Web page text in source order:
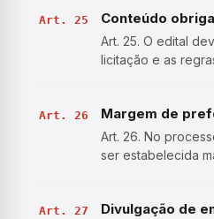
demais
elaboração das
Art. 25 Conteúdo
Art. 25. O edital
licitação e as
à fiscalização e à
entrega do obje…
Art. 26 Margem de
Art. 26. No
ser estabelecida
atendam a normas
Art. 27 Divulgação de